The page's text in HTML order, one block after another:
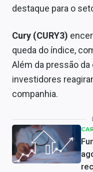
destaque para o
Cury (CURY3)
queda do índice,
Além da pressão
investidores
companhia.